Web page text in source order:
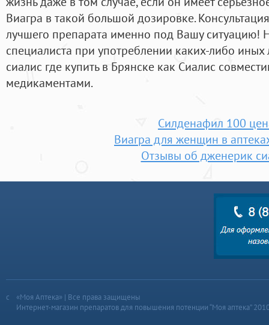
Виагра в такой большой дозировке.
лучшего препарата именно под Вашу ситуацию!
специалиста при употреблении каких-либо иных
сиалис где купить в Брянске как Сиалис
медикаментами.
Силденафил 100
Виагра для женщин в
Отзывы об дженерик
«Моя Аптека» | Все права защищены
Интернет-магазин препаратов для повышения потенции “Моя аптека”